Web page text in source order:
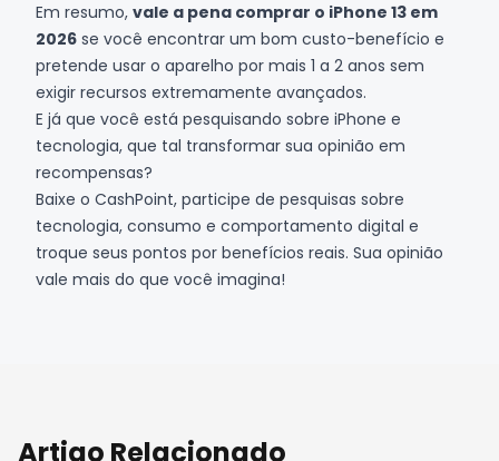
Em resumo, vale a pena comprar o iPhone 13 em
2026 se você encontrar um bom custo-benefício e
pretende usar o aparelho por mais 1 a 2 anos sem
exigir recursos extremamente avançados.
E já que você está pesquisando sobre iPhone e
tecnologia, que tal transformar sua opinião em
recompensas?
Baixe o CashPoint, participe de pesquisas sobre
tecnologia, consumo e comportamento digital e
troque seus pontos por benefícios reais. Sua opinião
vale mais do que você imagina!
Artigo Relacionado